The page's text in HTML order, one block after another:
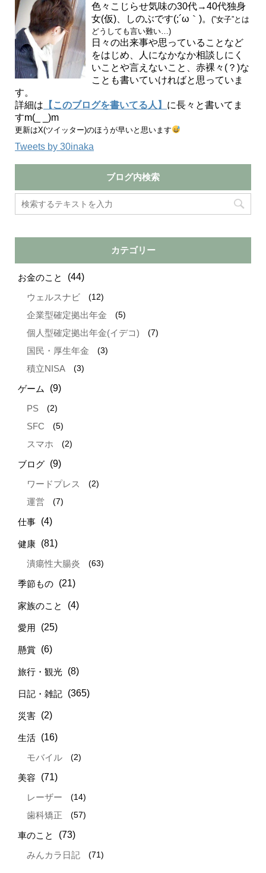
色々こじらせ気味の30代→40代独身
女(仮)、しのぶです(;´ω｀)。(”女子”とは
どうしても言い難い…)
日々の出来事や思っていることなど
をはじめ、人になかなか相談しにく
いことや言えないこと、赤裸々(？)な
ことも書いていければと思っていま
す。
詳細は 【このブログを書いてる人】 に長々と書いてま
すm(_ _)m
更新はX(ツイッター)のほうが早いと思います
Tweets by 30inaka
ブログ内検索
カテゴリー
お金のこと (44)
ウェルスナビ (12)
企業型確定拠出年金 (5)
個人型確定拠出年金(イデコ) (7)
国民・厚生年金 (3)
積立NISA (3)
ゲーム (9)
PS (2)
SFC (5)
スマホ (2)
ブログ (9)
ワードプレス (2)
運営 (7)
仕事 (4)
健康 (81)
潰瘍性大腸炎 (63)
季節もの (21)
家族のこと (4)
愛用 (25)
懸賞 (6)
旅行・観光 (8)
日記・雑記 (365)
災害 (2)
生活 (16)
モバイル (2)
美容 (71)
レーザー (14)
歯科矯正 (57)
車のこと (73)
みんカラ日記 (71)